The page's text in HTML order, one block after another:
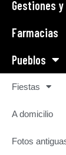
Gestiones
Farmacias
Pueblos
Fiestas
A domicilio
Fotos